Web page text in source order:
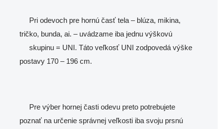
Pri odevoch pre hornú časť tela – blúza, mikina,
tričko, bunda, ai. – uvádzame iba jednu výškovú
skupinu = UNI. Táto veľkosť UNI zodpovedá výške
postavy 170 – 196 cm.
Pre výber hornej časti odevu preto potrebujete
poznať na určenie správnej veľkosti iba svoju prsnú